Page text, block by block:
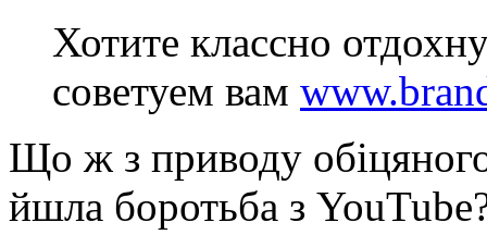
Хотите классно
советуем вам
Що ж з приводу
йшла боротьба з